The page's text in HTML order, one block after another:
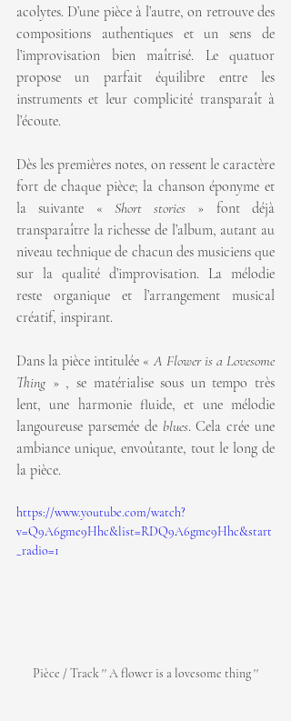
acolytes. D’une pièce à l’autre, on retrouve des
compositions authentiques et un sens de
l’improvisation bien maîtrisé. Le quatuor
propose un parfait équilibre entre les
instruments et leur complicité transparaît à
l’écoute.
Dès les premières notes, on ressent le caractère
fort de chaque pièce; la chanson éponyme et
la suivante « Short stories » font déjà
transparaître la richesse de l’album, autant au
niveau technique de chacun des musiciens que
sur la qualité d’improvisation. La mélodie
reste organique et l’arrangement musical
créatif, inspirant.
Dans la pièce intitulée « A Flower is a Lovesome
Thing » , se matérialise sous un tempo très
lent, une harmonie fluide, et une mélodie
langoureuse parsemée de blues. Cela crée une
ambiance unique, envoûtante, tout le long de
la pièce.
https://www.youtube.com/watch?
v=Q9A6gme9Hhc&list=RDQ9A6gme9Hhc&start
_radio=1
Pièce / Track '' A flower is a lovesome thing ''